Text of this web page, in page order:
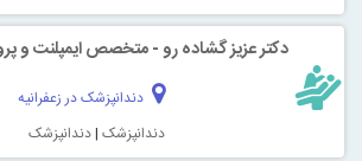
دکتر عزیز گشاده رو - متخصص ایمپلنت و
دندانپزشک در زعفرانیه
دندانپزشک |دندانپزشک